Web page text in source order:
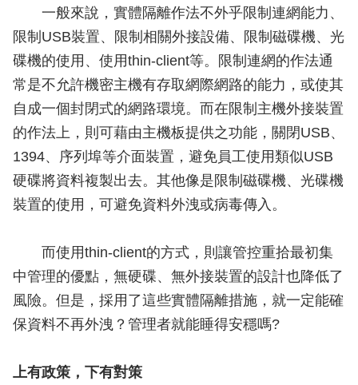
一般來說，實體隔離作法不外乎限制連網能力、
限制USB裝置、限制相關外接設備、限制磁碟機、光
碟機的使用、使用thin-client等。限制連網的作法通
常是不允許機密主機有存取網際網路的能力，或使其
自成一個封閉式的網路環境。而在限制主機外接裝置
的作法上，則可藉由主機板提供之功能，關閉USB、
1394、序列埠等介面裝置，避免員工使用類似USB
硬碟將資料複製出去。其他像是限制磁碟機、光碟機
裝置的使用，可避免資料外洩或病毒傳入。
而使用thin-client的方式，則讓管控重拾最初集
中管理的優點，無硬碟、無外接裝置的設計也降低了
風險。但是，採用了這些實體隔離措施，就一定能確
保資料不再外洩？管理者就能睡得安穩嗎?
上有政策，下有對策